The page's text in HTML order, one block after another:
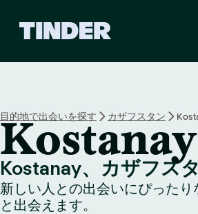
ホ
ー
ー
ジ
目的地で出会いを探す カザフスタン
Kostanay
Kostanay、カザフス
新しい人との出会いにぴった
と出会えます。